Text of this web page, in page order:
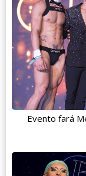
Evento fará